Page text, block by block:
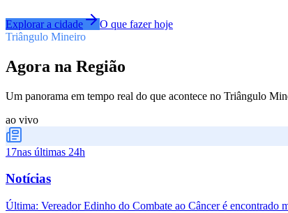
Explorar a cidade
O que fazer hoje
Triângulo Mineiro
Agora na Região
Um panorama em tempo real do que acontece no Triângulo
ao vivo
17nas últimas 24h
Notícias
Última: Vereador Edinho do Combate ao Câncer é encontrado